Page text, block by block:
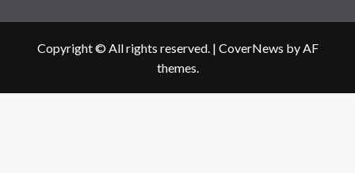
Copyright © All rights reserved. | CoverNews by AF
themes.